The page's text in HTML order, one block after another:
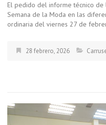
El pedido del informe técnico de
Semana de la Moda en las
ordinaria del viernes 27 de
28 febrero, 2026